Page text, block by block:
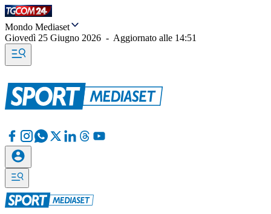
Mondo Mediaset
Giovedì 25 Giugno 2026 - Aggiornato alle 14:51